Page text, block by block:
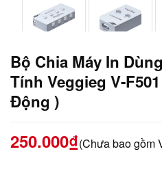
Bộ Chia Máy In
Tính Veggieg V-
Động )
250.000₫(Chưa bao gồm